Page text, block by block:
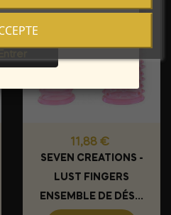
Prix
11,88 €
SEVEN CREATIONS -
LUST FINGERS
ENSEMBLE DE DÉS...